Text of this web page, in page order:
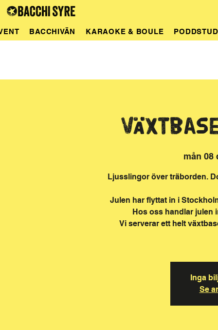
BACCHIVÄN KARAOKE & BOULE
mån 08
Ljusslingor över träborden.
Julen har flyttat in i
Hos oss handlar julen
Vi serverar ett helt
Inga
Se